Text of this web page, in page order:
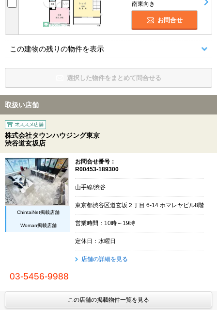
南東向き
お問合せ
この建物の残りの物件を表示
選択した物件をまとめて問合せる
取扱い店舗
株式会社タウンハウジング東京
渋谷道玄坂店
ChintaiNet掲載店舗
Woman掲載店舗
お問合せ番号：
R00453-189300
山手線/渋谷
東京都渋谷区道玄坂２丁目 6-14 ホマレヤビル8階
営業時間：10時～19時
定休日：水曜日
店舗の詳細を見る
03-5456-9988
この店舗の掲載物件一覧を見る